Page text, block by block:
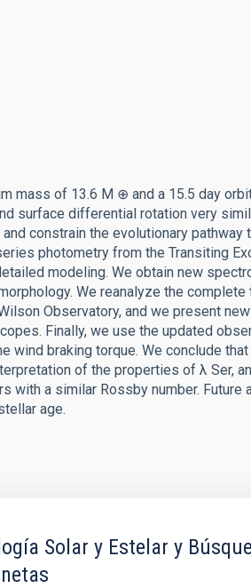
mass of 13.6 M ⊕ and a 15.5 day
surface differential rotation very
constrain the evolutionary pathway
photometry from the Transiting
modeling. We obtain new
We reanalyze the
Observatory, and we present
Finally, we use the updated
braking torque. We conclude
of the properties of λ Ser,
with a similar Rossby number. Future
age.
Solar y Estelar y